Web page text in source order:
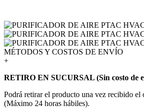
MÉTODOS Y COSTOS DE ENVÍO
+
RETIRO EN SUCURSAL (Sin costo de
Podrá retirar el producto una vez recibido el
(Máximo 24 horas hábiles).